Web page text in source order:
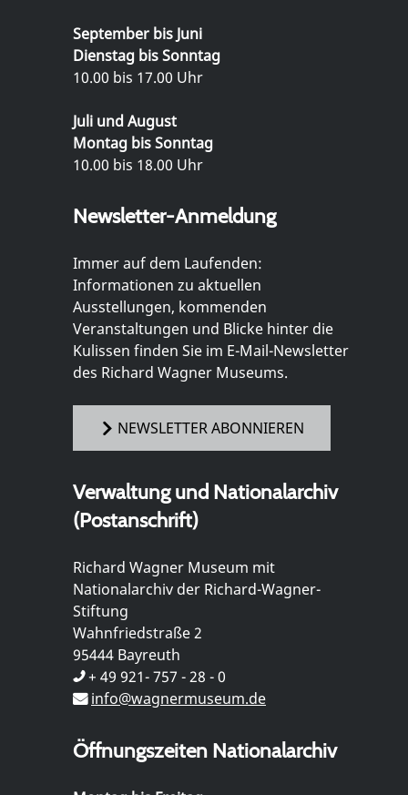
September bis Juni
Dienstag bis Sonntag
10.00 bis 17.00 Uhr
Juli und August
Montag bis Sonntag
10.00 bis 18.00 Uhr
Newsletter-Anmeldung
Immer auf dem Laufenden:
Informationen zu aktuellen
Ausstellungen, kommenden
Veranstaltungen und Blicke hinter die
Kulissen finden Sie im E-Mail-Newsletter
des Richard Wagner Museums.
NEWSLETTER ABONNIEREN
Verwaltung und Nationalarchiv
(Postanschrift)
Richard Wagner Museum mit
Nationalarchiv der Richard-Wagner-
Stiftung
Wahnfriedstraße 2
95444 Bayreuth
+ 49 921- 757 - 28 - 0
info@wagnermuseum.de
Öffnungszeiten Nationalarchiv